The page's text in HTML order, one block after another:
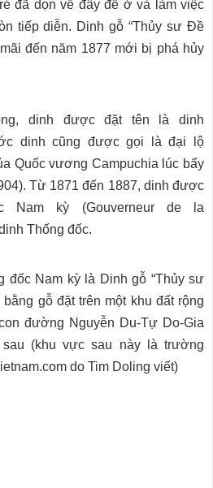
đã dọn về đây để ở và làm việc
tiếp diễn. Dinh gỗ “Thủy sư Đề
đến năm 1877 mới bị phá hủy
dinh được đặt tên là dinh
dinh cũng được gọi là đại lộ
Quốc vương Campuchia lúc bấy
Từ 1871 đến 1887, dinh được
Nam kỳ (Gouverneur de la
Thống đốc.
đốc Nam kỳ là Dinh gỗ “Thủy sư
gỗ đặt trên một khu đất rộng
đường Nguyễn Du-Tự Do-Gia
(khu vực sau này là trường
do Tim Doling viết)